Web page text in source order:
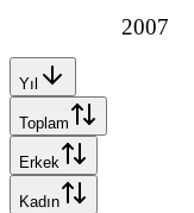
2007
Yıl
Toplam
Erkek
Kadın